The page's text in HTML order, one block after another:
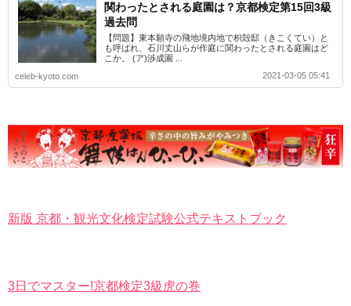
関わったとされる庭園は？京都検定第15回3級
過去問
【問題】東本願寺の飛地境内地で枳殻邸（きこくてい）と
も呼ばれ、石川丈山らが作庭に関わったとされる庭園はど
こか。 (ア)渉成園 ...
celeb-kyoto.com
2021-03-05 05:41
新版 京都・観光文化検定試験公式テキストブック
3日でマスター!京都検定3級虎の巻